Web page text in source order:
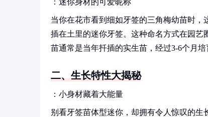
：迷你身材的可爱昵称
当你在花市看到细如牙签的三角梅幼苗时
插在土里的迷你牙签。这种命名方式在园
苗通常是当年扦插的实生苗，经过3-6个月
二、生长特性大揭秘
：小身材藏着大能量
别看牙签苗体型迷你，却拥有令人惊叹的